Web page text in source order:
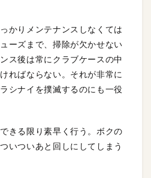
かりメンテナンスしなくては
ーズまで、掃除が欠かせない
ス後は常にクラブケースの中
ればならない。それが非常に
シナイを撲滅するのにも一役
きる限り素早く行う。ボクの
いついあと回しにしてしまう